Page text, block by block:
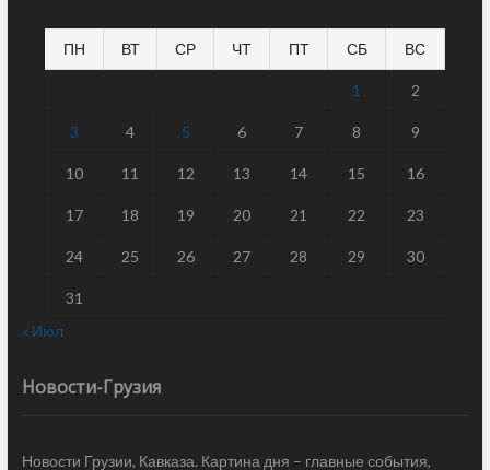
ПН ВТ СР ЧТ ПТ СБ ВС
1 2
3 4 5 6 7 8 9
10 11 12 13 14 15 16
17 18 19 20 21 22 23
24 25 26 27 28 29 30
31
« Июл
Новости-Грузия
Новости Грузии, Кавказа. Картина дня – главные события,